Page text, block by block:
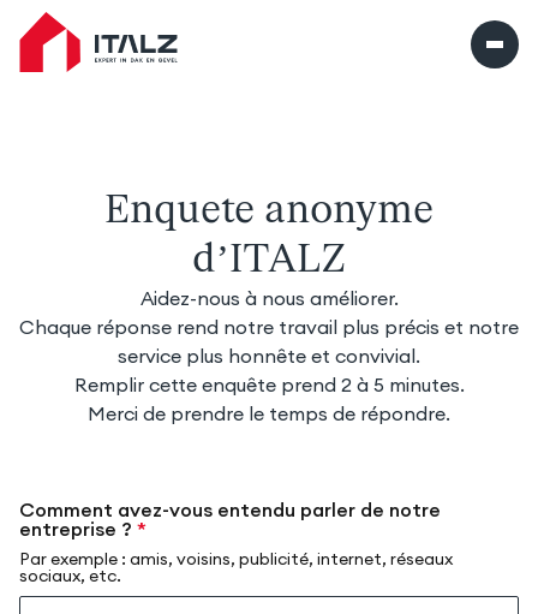
Italz home
Enquete anonyme
d’ITALZ
Aidez-nous à nous améliorer.
Chaque réponse rend notre travail plus précis et notre
service plus honnête et convivial.
Remplir cette enquête prend 2 à 5 minutes.
Merci de prendre le temps de répondre.
Comment avez-vous entendu parler de notre
entreprise ? *
Par exemple : amis, voisins, publicité, internet, réseaux
sociaux, etc.